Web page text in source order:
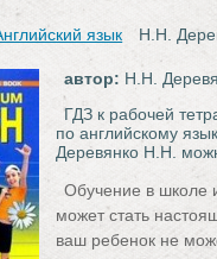
язык Н.Н.
автор: Н.Н.
ГДЗ к рабочей
по английскому
Деревянко Н.Н.
Обучение в школе
может стать
ваш ребенок не